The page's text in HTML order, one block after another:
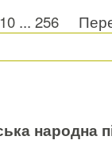
10... 256
народна